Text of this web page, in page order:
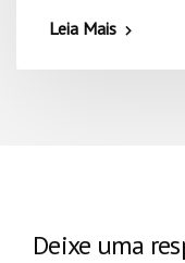
Leia Mais
Deixe uma